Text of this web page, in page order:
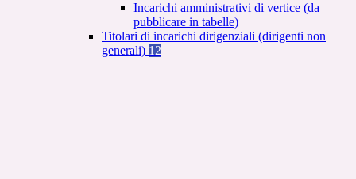
Incarichi amministrativi di vertice (da
pubblicare in tabelle)
Titolari di incarichi dirigenziali (dirigenti non
generali) 12